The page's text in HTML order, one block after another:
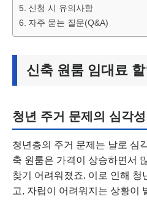
신청 시 유의사항
자주 묻는 질문(Q&A)
신축 원룸 임대료
청년 주거 문제의 심각성
청년층의 주거 문제는 날로 심
축 원룸은 가격이 상승하면서
찾기 어려워졌죠. 이로 인해 청
고, 자립이 어려워지는 상황이